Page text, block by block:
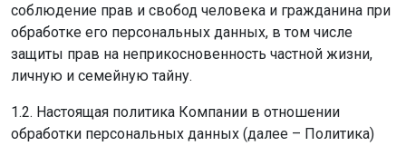
соблюдение прав и свобод человека и гражданина при
обработке его персональных данных, в том числе
защиты прав на неприкосновенность частной жизни,
личную и семейную тайну.
1.2. Настоящая политика Компании в отношении
обработки персональных данных (далее – Политика)